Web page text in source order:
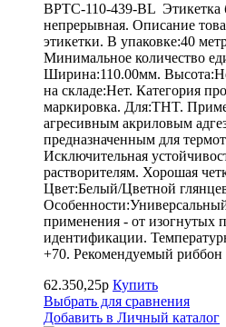
BPTC-110-439-BL Этикетка
непрерывная. Описание
этикетки. В упаковке:40
Минимальное количество
Ширина:110.00мм.
на складе:Нет. Категория
маркировка. Для:THT.
агресивным акриловым
предназначенным для
Исключительная
растворителям. Хорошая
Цвет:Белый/Цветной
применения - от изогнутых
идентификации.
+70. Рекомендуемый риббон
62.350,25р Купить
Выбрать для сравнения
Добавить в Личный каталог